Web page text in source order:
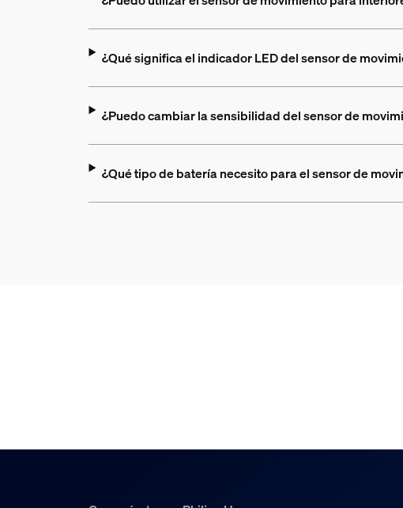
¿Qué significa el indicador LED del sensor de
¿Puedo cambiar la sensibilidad del sensor de
¿Qué tipo de batería necesito para el sensor de